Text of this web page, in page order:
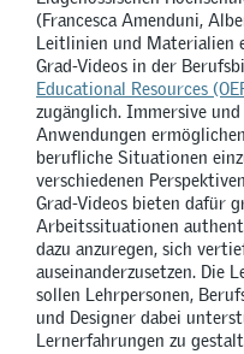
(Francesca Amenduni,
Leitlinien und Materialien
Grad-Videos in der
Educational Resources
zugänglich. Immersive
Anwendungen
berufliche Situationen
verschiedenen
Grad-Videos bieten dafür
Arbeitssituationen
dazu anzuregen, sich
auseinanderzusetzen. Die
sollen Lehrpersonen,
und Designer dabei
Lernerfahrungen zu